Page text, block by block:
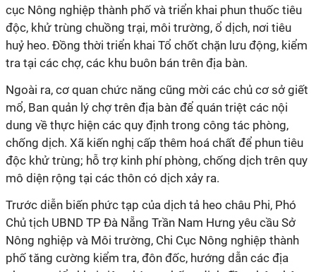
cục Nông nghiệp thành phố và triển khai phun thuốc tiêu
độc, khử trùng chuồng trại, môi trường, ổ dịch, nơi tiêu
huỷ heo. Đồng thời triển khai Tổ chốt chặn lưu động, kiểm
tra tại các chợ, các khu buôn bán trên địa bàn.
Ngoài ra, cơ quan chức năng cũng mời các chủ cơ sở giết
mổ, Ban quản lý chợ trên địa bàn để quán triệt các nội
dung về thực hiện các quy định trong công tác phòng,
chống dịch. Xã kiến nghị cấp thêm hoá chất để phun tiêu
độc khử trùng; hỗ trợ kinh phí phòng, chống dịch trên quy
mô diện rộng tại các thôn có dịch xảy ra.
Trước diễn biến phức tạp của dịch tả heo châu Phi, Phó
Chủ tịch UBND TP Đà Nẵng Trần Nam Hưng yêu cầu Sở
Nông nghiệp và Môi trường, Chi Cục Nông nghiệp thành
phố tăng cường kiểm tra, đôn đốc, hướng dẫn các địa